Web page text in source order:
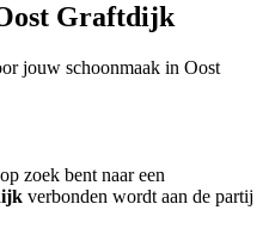
Graftdijk
jouw schoonmaak in Oost
zoek bent naar een
verbonden wordt aan de partij